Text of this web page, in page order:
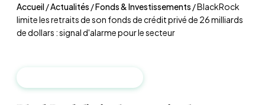
Accueil/Actualités /Fonds & Investissements /BlackRock
limite les retraits de son fonds de crédit privé de 26 milliards
de dollars : signal d'alarme pour le secteur